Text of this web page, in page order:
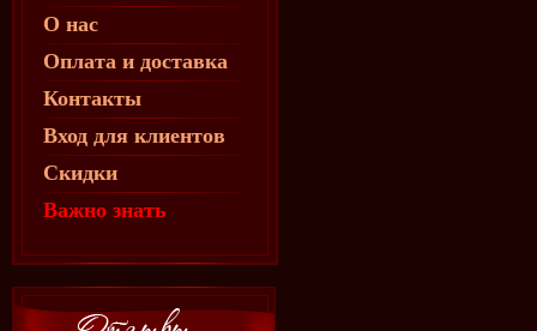
О нас
Оплата и доставка
Контакты
Вход для клиентов
Скидки
Важно знать